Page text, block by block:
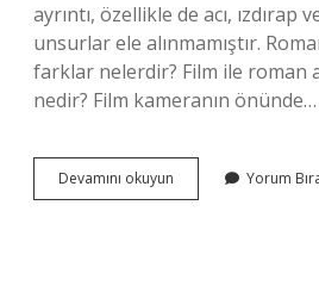
ayrıntı, özellikle de acı, ızdırap
unsurlar ele alınmamıştır.
farklar nelerdir? Film ile roman
nedir? Film kameranın önünde…
Devamını okuyun
Kitaptan
Yorum